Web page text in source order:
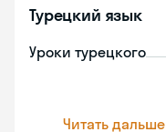
Турецкий язык
Уроки турецкого
Читать дальше